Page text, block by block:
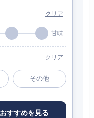
クリア
甘味
クリア
その他
おすすめを見る